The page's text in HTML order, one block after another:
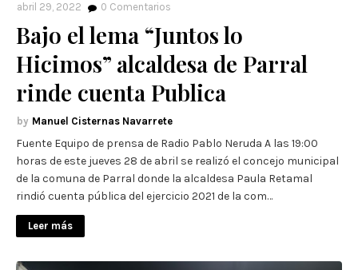
abril 29, 2022 0 Comentarios
Bajo el lema “Juntos lo
Hicimos” alcaldesa de Parral
rinde cuenta Publica
Manuel Cisternas Navarrete
Fuente Equipo de prensa de Radio Pablo Neruda A las 19:00
horas de este jueves 28 de abril se realizó el concejo municipal
de la comuna de Parral donde la alcaldesa Paula Retamal
rindió cuenta pública del ejercicio 2021 de la com…
Leer más